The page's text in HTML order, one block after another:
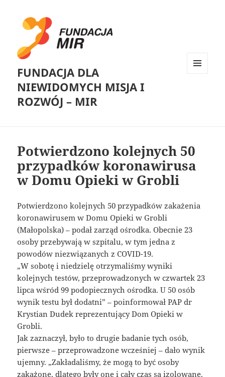
FUNDACJA DLA
NIEWIDOMYCH MISJA I
ROZWÓJ – MIR
Potwierdzono kolejnych 50
przypadków koronawirusa
w Domu Opieki w Grobli
Potwierdzono kolejnych 50 przypadków zakażenia
koronawirusem w Domu Opieki w Grobli
(Małopolska) – podał zarząd ośrodka. Obecnie 23
osoby przebywają w szpitalu, w tym jedna z
powodów niezwiązanych z COVID-19.
„W sobotę i niedzielę otrzymaliśmy wyniki
kolejnych testów, przeprowadzonych w czwartek 23
lipca wśród 99 podopiecznych ośrodka. U 50 osób
wynik testu był dodatni” – poinformował PAP dr
Krystian Dudek reprezentujący Dom Opieki w
Grobli.
Jak zaznaczył, było to drugie badanie tych osób,
pierwsze – przeprowadzone wcześniej – dało wynik
ujemny. „Zakładaliśmy, że mogą to być osoby
zakażone, dlatego były one i cały czas są izolowane.